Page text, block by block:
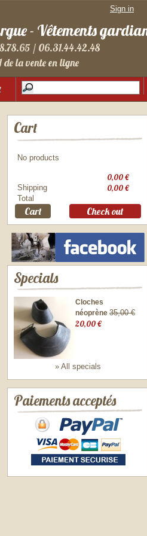
- Vêtements
/ 06.31.44.42.48
de la vente en ligne
Sign in
Cart
No products
0,00 €
Shipping 0,00 €
Total
Cart Check out
Specials
Cloches
néoprène35,00 €
20,00 €
» All specials
Paiements acceptés